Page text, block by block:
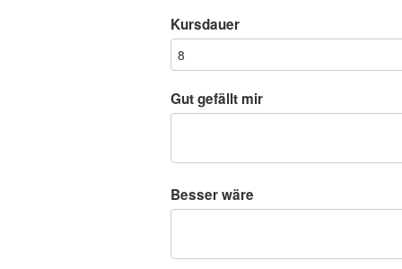
Kursdauer
Gut gefällt mir
Besser wäre